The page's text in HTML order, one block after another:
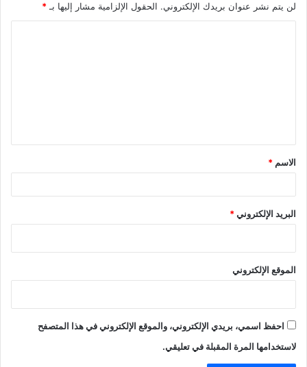
لن يتم نشر عنوان بريدك الإلكتروني. الحقول الإلزامية مشار إليها بـ*
*
الاسم *
البريد الإلكتروني*
الموقع الإلكتروني
احفظ اسمي، بريدي الإلكتروني، والموقع الإلكتروني في هذا المتصفح
لاستخدامها المرة المقبلة في تعليقي.